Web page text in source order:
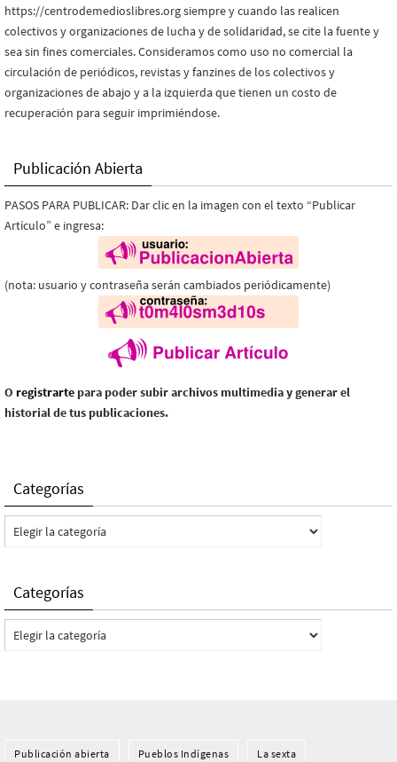
https://centrodemedioslibres.org siempre y cuando las realicen
colectivos y organizaciones de lucha y de solidaridad, se cite la fuente y
sea sin fines comerciales. Consideramos como uso no comercial la
circulación de periódicos, revistas y fanzines de los colectivos y
organizaciones de abajo y a la izquierda que tienen un costo de
recuperación para seguir imprimiéndose.
Publicación Abierta
PASOS PARA PUBLICAR: Dar clic en la imagen con el texto “Publicar
Artículo” e ingresa:
(nota: usuario y contraseña serán cambiados periódicamente)
O registrarte para poder subir archivos multimedia y generar el
historial de tus publicaciones.
Categorías
Categorías
Categorías
Categorías
Publicación abierta Pueblos Indí­genas La sexta